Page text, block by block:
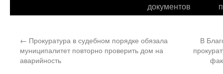
документов
← Прокуратура в судебном порядке обязала
муниципалитет повторно проверить дом на
аварийность
В